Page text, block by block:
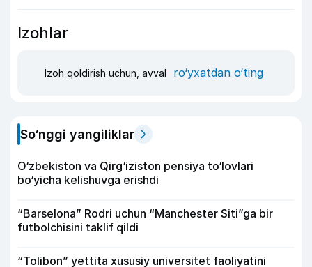
Izohlar
Izoh qoldirish uchun, avval ro‘yxatdan o‘ting
So‘nggi yangiliklar
O‘zbekiston va Qirg‘iziston pensiya to‘lovlari
bo‘yicha kelishuvga erishdi
“Barselona” Rodri uchun “Manchester Siti”ga bir
futbolchisini taklif qildi
“Tolibon” yettita xususiy universitet faoliyatini